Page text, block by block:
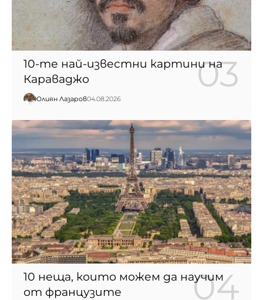
10-те най-известни картини на
Караваджо
Юлиян Лазаров04.08.2026
10 неща, които можем да научим
от французите